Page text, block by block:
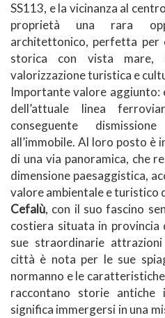
SS113, e la vicinanza al
proprietà una rara
architettonico, perfetta per
storica con vista
valorizzazione turistica e
Importante valore
dell’attuale linea
conseguente
all’immobile. Al loro posto è
di una via panoramica, che
dimensione paesaggistica,
valore ambientale e turistico
Cefalù, con il suo fascino
costiera situata in provincia
sue straordinarie
città è nota per le sue
normanno e le
raccontano storie
significa immergersi in una